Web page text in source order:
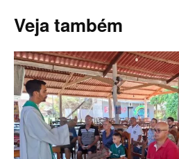
Veja também